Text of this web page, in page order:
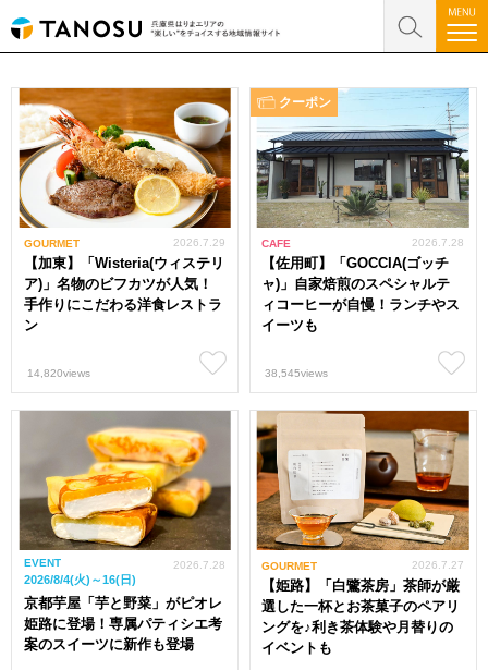
GOURMET
【加東】「Wisteria(ウィステリ
ア)」名物のビフカツが人気！
手作りにこだわる洋食レストラ
ン
2026.7.29
14,820views
クーポン
CAFE
【佐用町】「GOCCIA(ゴッチ
ャ)」自家焙煎のスペシャルテ
ィコーヒーが自慢！ランチやス
イーツも
2026.7.28
38,545views
EVENT
2026/8/4(火)～16(日)
京都芋屋「芋と野菜」がピオレ
姫路に登場！専属パティシエ考
案のスイーツに新作も登場
2026.7.28 GOURMET
【姫路】「白鷺茶房」茶師が厳
選した一杯とお茶菓子のペアリ
ングを♪利き茶体験や月替りの
イベントも
2026.7.27